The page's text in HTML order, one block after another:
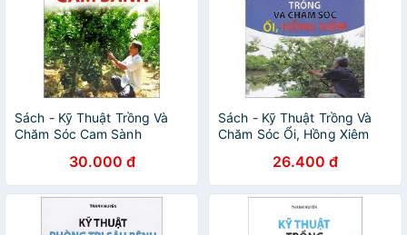
Sách - Kỹ Thuật Trồng Và
Chăm Sóc Cam Sành
30.000 đ
Sách - Kỹ Thuật Trồng Và
Chăm Sóc Ổi, Hồng Xiêm
26.400 đ